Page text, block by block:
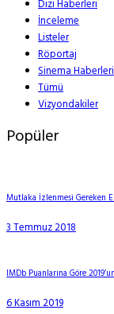
Dizi Haberleri
İnceleme
Listeler
Röportaj
Sinema Haberleri
Tümü
Vizyondakiler
Popüler
Mutlaka İzlenmesi Gereken
3 Temmuz 2018
IMDb Puanlarına Göre
6 Kasım 2019